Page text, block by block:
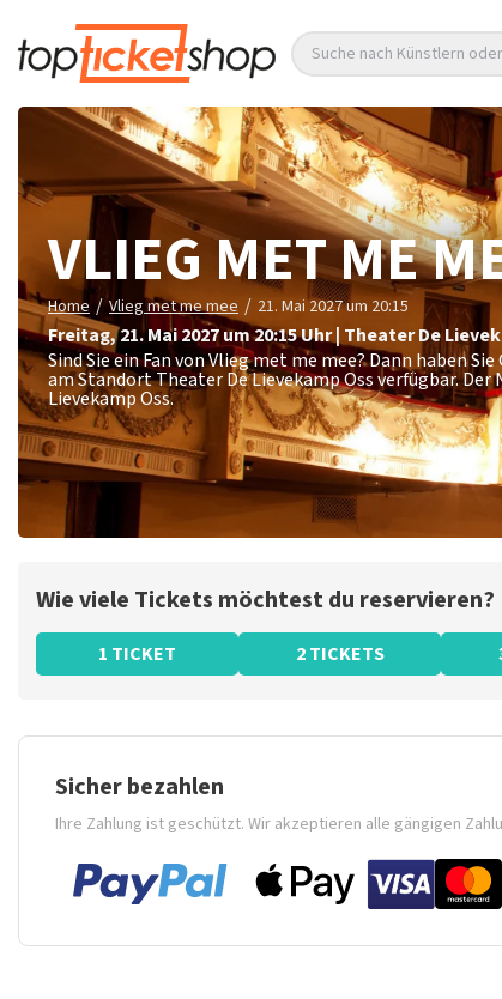
Suche nach Künstlern
VLIEG MET ME
Home / Vlieg met me mee / 21. Mai 2027 um 20:15
Freitag,21. Mai 2027 um 20:15Uhr| Theater De
Sind Sie ein Fan von Vlieg met me mee? Dann haben
am Standort Theater De Lievekamp Oss verfügbar.
Lievekamp Oss.
Wie viele Tickets möchtest du reservieren?
1 TICKET 2 TICKETS
Sicher bezahlen
Ihre Zahlung ist geschützt. Wir akzeptieren alle gängigen